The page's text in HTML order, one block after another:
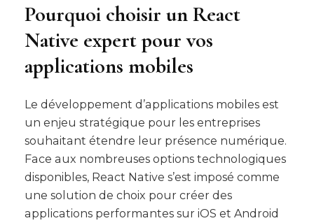
Pourquoi choisir un React
Native expert pour vos
applications mobiles
Le développement d’applications mobiles est
un enjeu stratégique pour les entreprises
souhaitant étendre leur présence numérique.
Face aux nombreuses options technologiques
disponibles, React Native s’est imposé comme
une solution de choix pour créer des
applications performantes sur iOS et Android